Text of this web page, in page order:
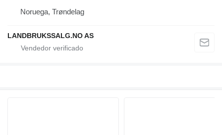
Noruega, Trøndelag
LANDBRUKSSALG.NO AS